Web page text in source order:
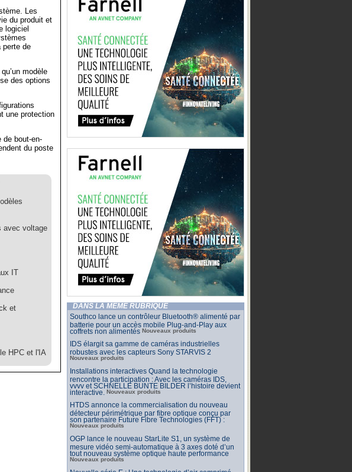
Les
du produit et
logiciel
perte de
modèle
des options
une protection
de bout-en-
du poste
avec voltage
IT
et
HPC et l'IA
DANS LA MÊME RUBRIQUE
Southco lance un contrôleur Bluetooth® alimenté par
batterie pour un accès mobile Plug-and-Play aux
coffrets non alimentés Nouveaux produits
IDS élargit sa gamme de caméras industrielles
robustes avec les capteurs Sony STARVIS 2
Nouveaux produits
Installations interactives Quand la technologie
rencontre la participation : Avec les caméras IDS,
vvvv et SCHNELLE BUNTE BILDER l’histoire devient
interactive.
Nouveaux produits
HTDS annonce la commercialisation du nouveau
détecteur périmétrique par fibre optique conçu par
son partenaire Future Fibre Technologies (FFT) :
Nouveaux produits
OGP lance le nouveau StarLite S1, un système de
mesure vidéo semi-automatique à 3 axes doté d’un
tout nouveau système optique haute performance
Nouveaux produits